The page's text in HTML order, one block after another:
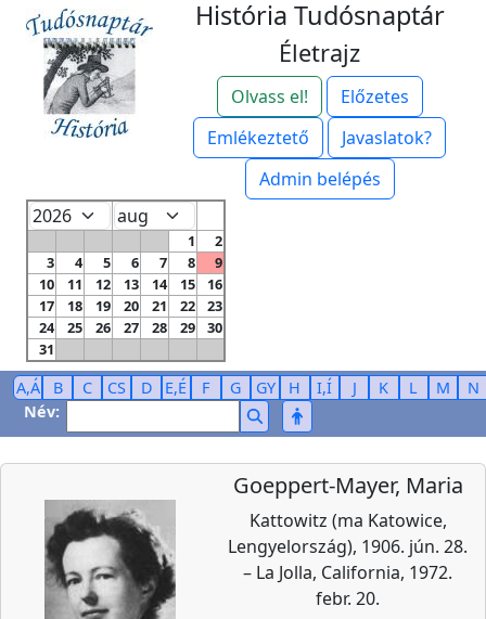
História Tudósnaptár
Életrajz
Olvass el!
Előzetes
Emlékeztető
Javaslatok?
Admin belépés
1
2
3
4 5 6 7 8
9
10
11 12 13 14 15
16
17
18 19 20 21 22
23
24
25 26 27 28 29
30
31
A,Á B C CS D E,É F G GY H I,Í J K L M
N
Név:
Goeppert-Mayer, Maria
Kattowitz (ma Katowice,
Lengyelország), 1906. jún. 28.
– La Jolla, California, 1972.
febr. 20.